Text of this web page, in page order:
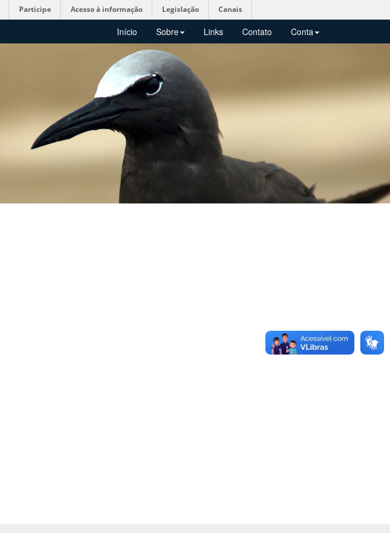
Participe Acesso à informação Legislação Canais
Início Sobre Links Contato Conta